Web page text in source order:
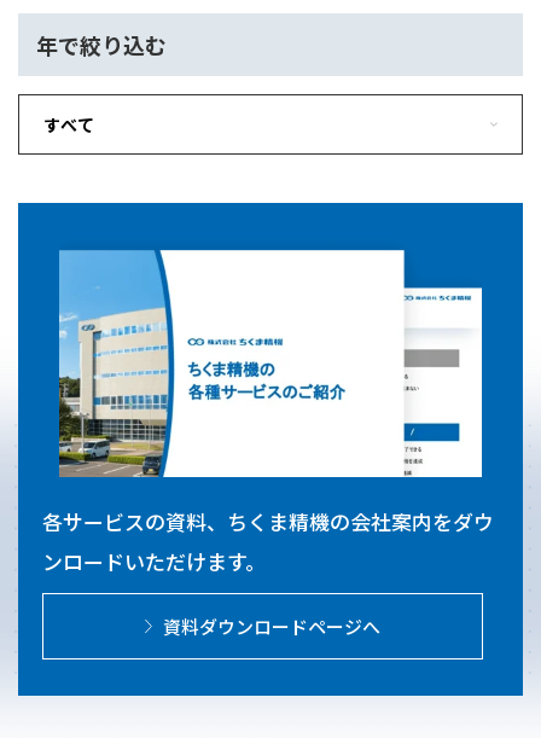
年で絞り込む
各サービスの資料、ちくま精機の会社案内をダウ
ンロードいただけます。
資料ダウンロードページへ